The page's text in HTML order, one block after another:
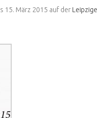
15. März 2015 auf der